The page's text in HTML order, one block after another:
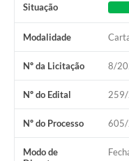
Situação
Modalidade
Nº da Licitação 8/
Nº do Edital
Nº do Processo
Modo de